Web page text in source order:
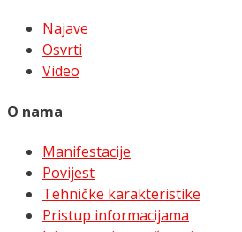
Najave
Osvrti
Video
O nama
Manifestacije
Povijest
Tehničke karakteristike
Pristup informacijama